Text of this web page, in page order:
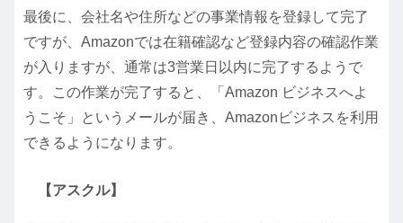
最後に、会社名や住所などの事業情報を登録して完了
ですが、Amazonでは在籍確認など登録内容の確認作業
が入りますが、通常は3営業日以内に完了するようで
す。この作業が完了すると、「Amazon ビジネスへよ
うこそ」というメールが届き、Amazonビジネスを利用
できるようになります。
【アスクル】